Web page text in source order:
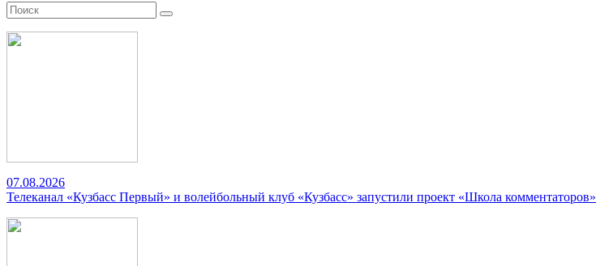
07.08.2026
Телеканал «Кузбасс Первый» и волейбольный клуб «Кузбасс» запустили проект «Школа комментаторов»